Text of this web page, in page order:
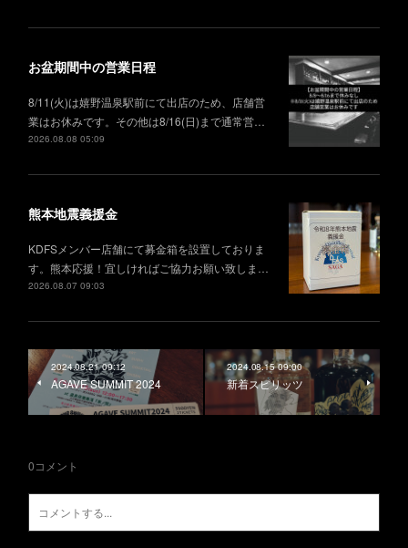
お盆期間中の営業日程
8/11(火)は嬉野温泉駅前にて出店のため、店舗営
業はお休みです。その他は8/16(日)まで通常営…
2026.08.08 05:09
熊本地震義援金
KDFSメンバー店舗にて募金箱を設置しておりま
す。熊本応援！宜しければご協力お願い致しま…
2026.08.07 09:03
2024.08.21 09:12
AGAVE SUMMIT 2024
2024.08.15 09:00
新着スピリッツ
0コメント